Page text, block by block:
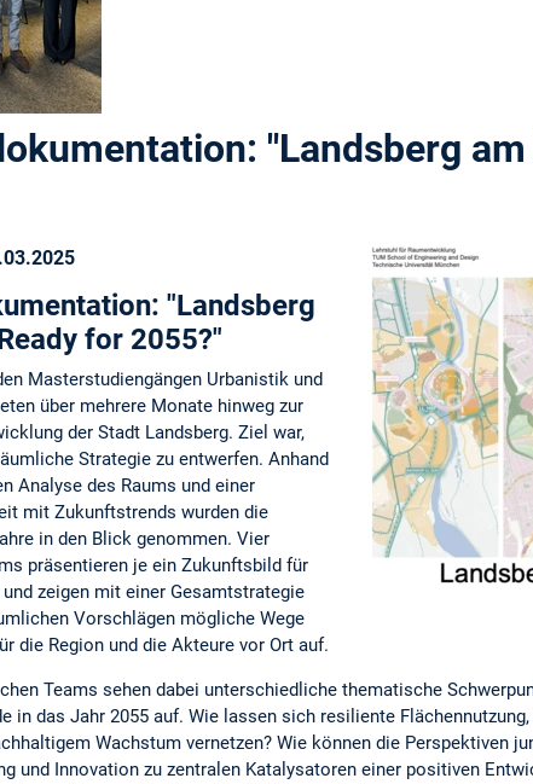
"Landsberg
"Landsberg
for 2055?"
Masterstudiengängen Urbanistik und
über mehrere Monate hinweg zur
der Stadt Landsberg. Ziel war,
Strategie zu entwerfen. Anhand
Analyse des Raums und einer
mit Zukunftstrends wurden die
in den Blick genommen. Vier
präsentieren je ein Zukunftsbild für
und zeigen mit einer Gesamtstrategie
Vorschlägen mögliche Wege
die Region und die Akteure vor Ort auf.
Teams sehen dabei unterschiedliche thematische
in das Jahr 2055 auf. Wie lassen sich resiliente
Wachstum vernetzen? Wie können die Perspektiven
und Innovation zu zentralen Katalysatoren einer positiven